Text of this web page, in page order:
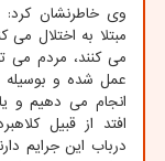
وی خاطرنشان کرد:
مبتلا به اختلال
می کنند، مردم می
عمل شده و بوسیله
انجام می دهیم و
افتد از قبیل
درباب این جرایم